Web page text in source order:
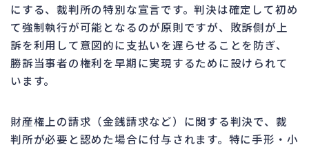
にする、裁判所の特別な宣言です。判決は確定して初め
て強制執行が可能となるのが原則ですが、敗訴側が上
訴を利用して意図的に支払いを遅らせることを防ぎ、
勝訴当事者の権利を早期に実現するために設けられて
います。
財産権上の請求（金銭請求など）に関する判決で、裁
判所が必要と認めた場合に付与されます。特に手形・小